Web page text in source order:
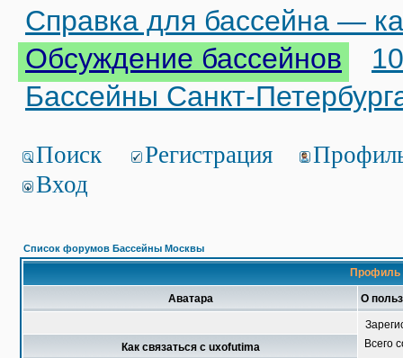
Справка для бассейна —
Обсуждение бассейнов
Бассейны Санкт-
Поиск Регистрация
Вход
Список форумов Бассейны Москвы
Профиль
Аватара О
Всего
Как связаться с uxofutima